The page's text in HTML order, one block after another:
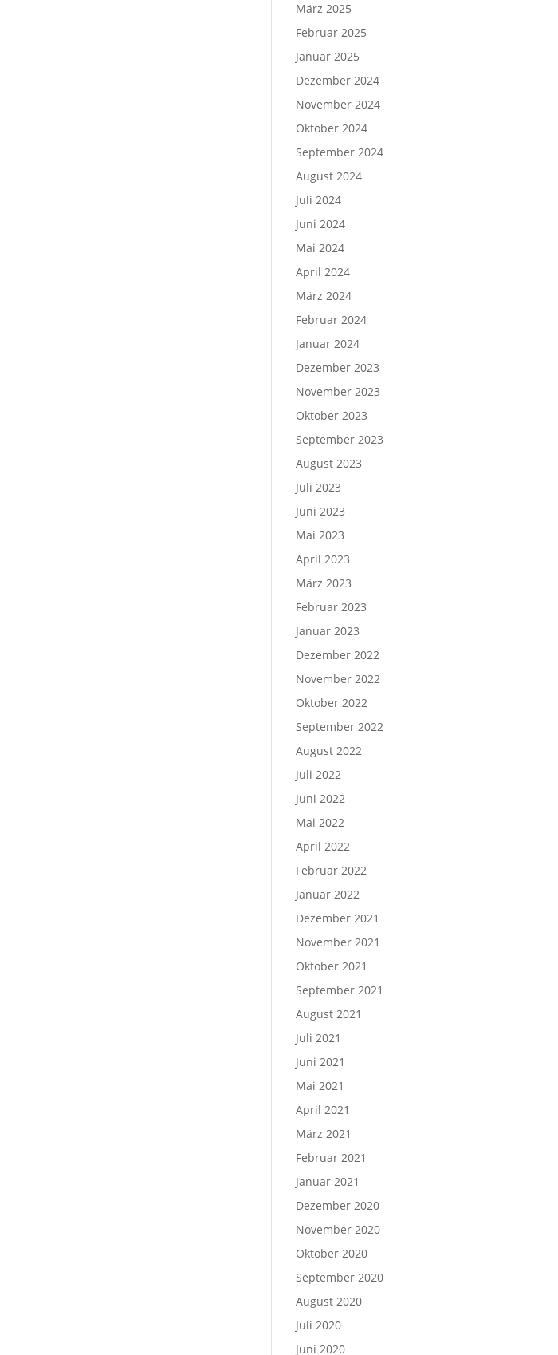
März 2025
Februar 2025
Januar 2025
Dezember 2024
November 2024
Oktober 2024
September 2024
August 2024
Juli 2024
Juni 2024
Mai 2024
April 2024
März 2024
Februar 2024
Januar 2024
Dezember 2023
November 2023
Oktober 2023
September 2023
August 2023
Juli 2023
Juni 2023
Mai 2023
April 2023
März 2023
Februar 2023
Januar 2023
Dezember 2022
November 2022
Oktober 2022
September 2022
August 2022
Juli 2022
Juni 2022
Mai 2022
April 2022
Februar 2022
Januar 2022
Dezember 2021
November 2021
Oktober 2021
September 2021
August 2021
Juli 2021
Juni 2021
Mai 2021
April 2021
März 2021
Februar 2021
Januar 2021
Dezember 2020
November 2020
Oktober 2020
September 2020
August 2020
Juli 2020
Juni 2020